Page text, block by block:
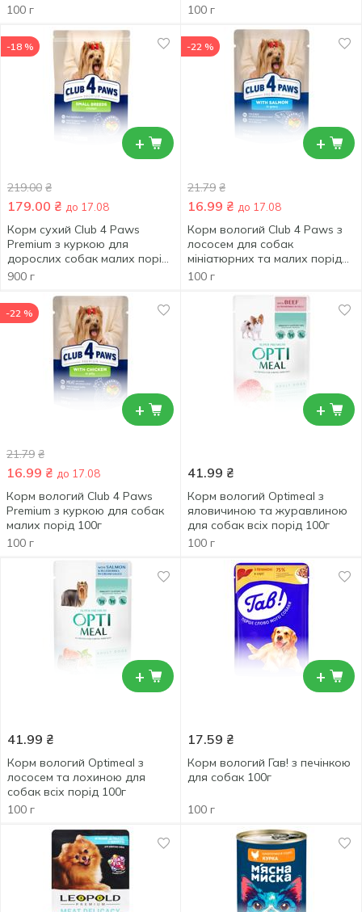
100 г
100 г
+
-18 %
219.00 ₴
179.00 ₴ до 17.08
Корм сухий Club 4 Paws
Premium з куркою для
дорослих собак малих порід
900г
900 г
+
-22 %
21.79 ₴
16.99 ₴ до 17.08
Корм вологий Club 4 Paws з
лососем для собак
мініатюрних та малих порід
100г
100 г
+
-22 %
21.79 ₴
16.99 ₴ до 17.08
Корм вологий Club 4 Paws
Premium з куркою для собак
малих порід 100г
100 г
+
41.99 ₴
Корм вологий Optimeal з
яловичиною та журавлиною
для собак всіх порід 100г
100 г
+
41.99 ₴
Корм вологий Optimeal з
лососем та лохиною для
собак всіх порід 100г
100 г
+
17.59 ₴
Корм вологий Гав! з печінкою
для собак 100г
100 г